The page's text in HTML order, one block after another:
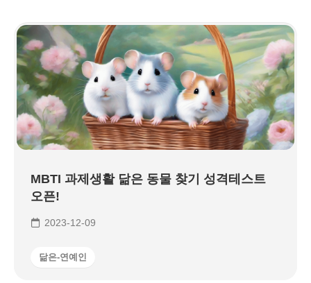
MBTI 과제생활 닮은 동물 찾기 성격테스트
오픈!
2023-12-09
닮은-연예인